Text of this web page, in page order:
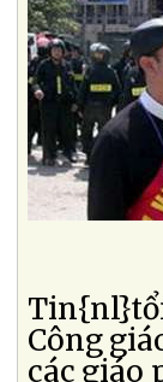
Công
các giáo